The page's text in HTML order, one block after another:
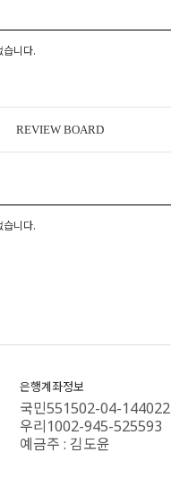
습니다.
REVIEW BOARD
습니다.
은행계좌정보
국민551502-04-144022
우리1002-945-525593
예금주 : 김도윤